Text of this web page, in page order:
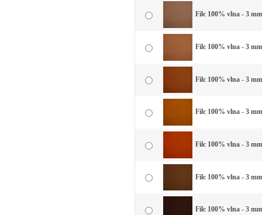
Filc 100% vlna - 3
Filc 100% vlna - 3
Filc 100% vlna - 3
Filc 100% vlna - 3
Filc 100% vlna - 3
Filc 100% vlna - 3
Filc 100% vlna - 3